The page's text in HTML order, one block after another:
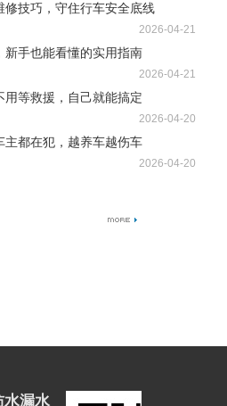
技巧，守住行车安全底线
2026-04-21
新手也能看懂的实用指南
2026-04-21
等救援，自己就能搞定
2026-04-20
主都在犯，越养车越伤车
2026-04-20
水漏水